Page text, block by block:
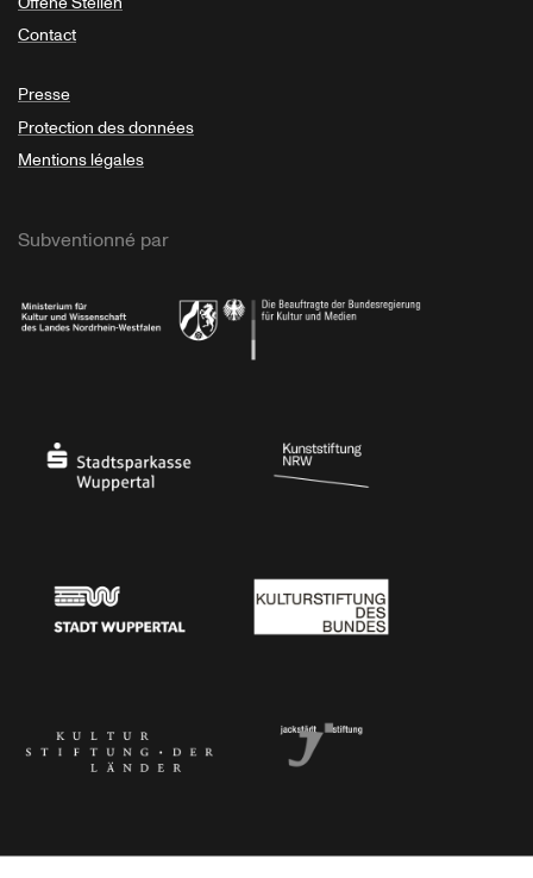
Contact
Presse
Protection des données
Mentions légales
Subventionné par